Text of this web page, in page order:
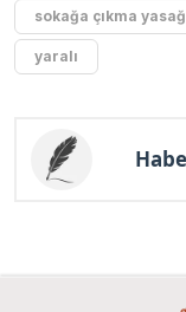
sokağa çıkma
yaralı